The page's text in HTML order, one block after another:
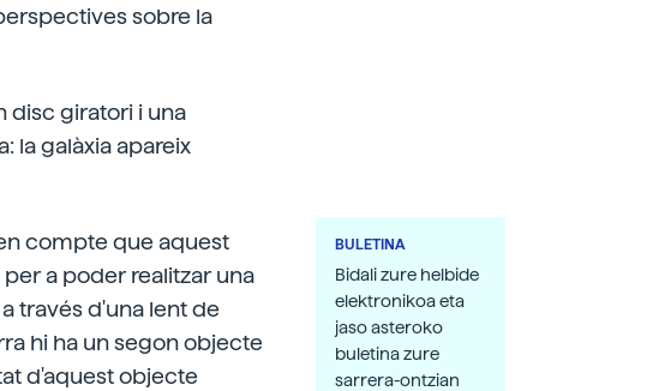
sobre la
disc giratori i una
la galàxia apareix
compte que aquest
a poder realitzar una
través d'una lent de
hi ha un segon objecte
d'aquest objecte
BULETINA
Bidali zure helbide
elektronikoa eta
jaso asteroko
buletina zure
sarrera-ontzian